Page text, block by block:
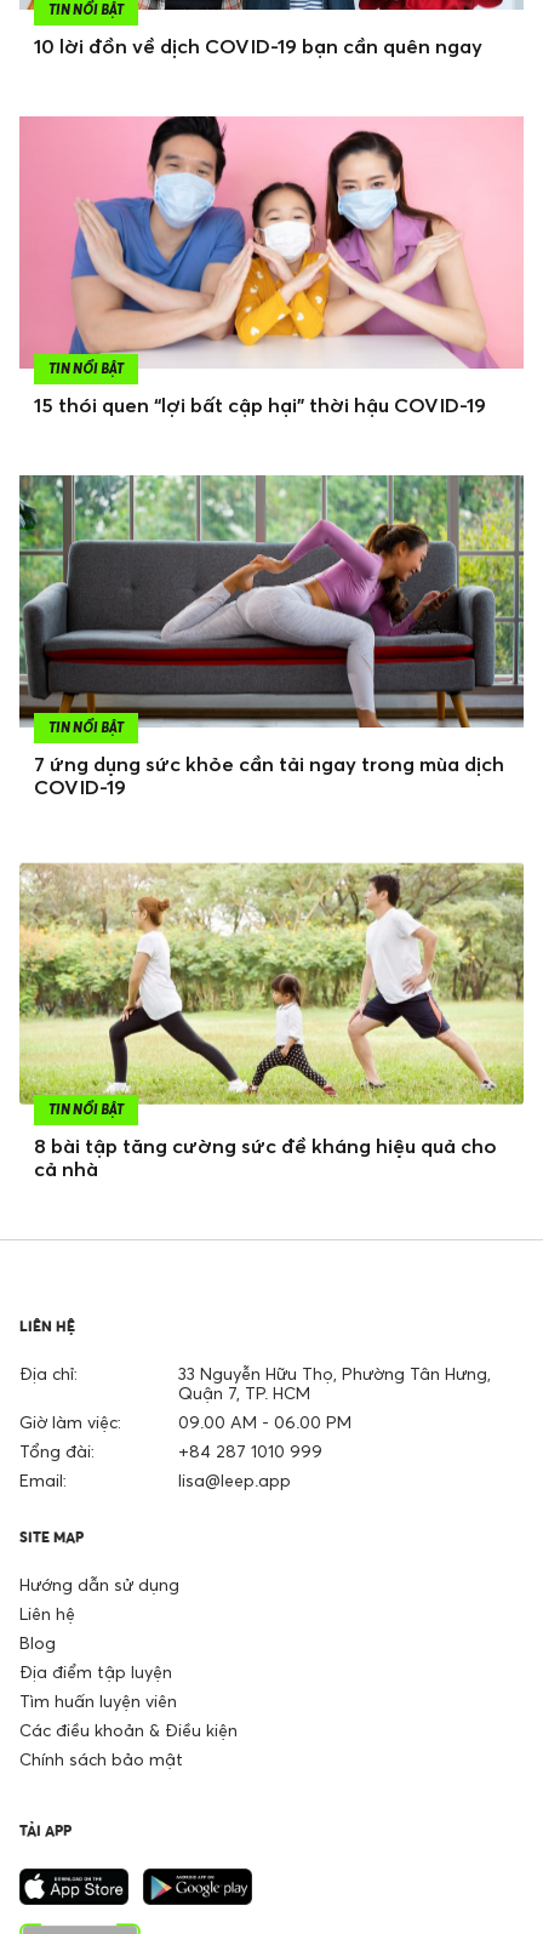
TIN NỔI BẬT
10 lời đồn về dịch COVID-19 bạn cần quên ngay
TIN NỔI BẬT
15 thói quen “lợi bất cập hại” thời hậu COVID-19
TIN NỔI BẬT
7 ứng dụng sức khỏe cần tải ngay trong mùa dịch
COVID-19
TIN NỔI BẬT
8 bài tập tăng cường sức đề kháng hiệu quả cho
cả nhà
LIÊN HỆ
Địa chỉ:
33 Nguyễn Hữu Thọ, Phường Tân Hưng,
Quận 7, TP. HCM
Giờ làm việc:
09.00 AM - 06.00 PM
Tổng đài:
+84 287 1010 999
Email:
lisa@leep.app
SITE MAP
Hướng dẫn sử dụng
Liên hệ
Blog
Địa điểm tập luyện
Tìm huấn luyện viên
Các điều khoản & Điều kiện
Chính sách bảo mật
TẢI APP